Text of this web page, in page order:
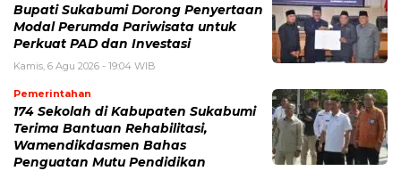
Bupati Sukabumi Dorong Penyertaan
Modal Perumda Pariwisata untuk
Perkuat PAD dan Investasi
Kamis, 6 Agu 2026 - 19:04 WIB
Pemerintahan
174 Sekolah di Kabupaten Sukabumi
Terima Bantuan Rehabilitasi,
Wamendikdasmen Bahas
Penguatan Mutu Pendidikan